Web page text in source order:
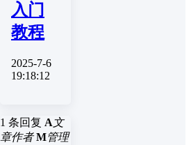
入门
教程
2025-7-6
19:18:12
1 条回复 A文
章作者 M管理